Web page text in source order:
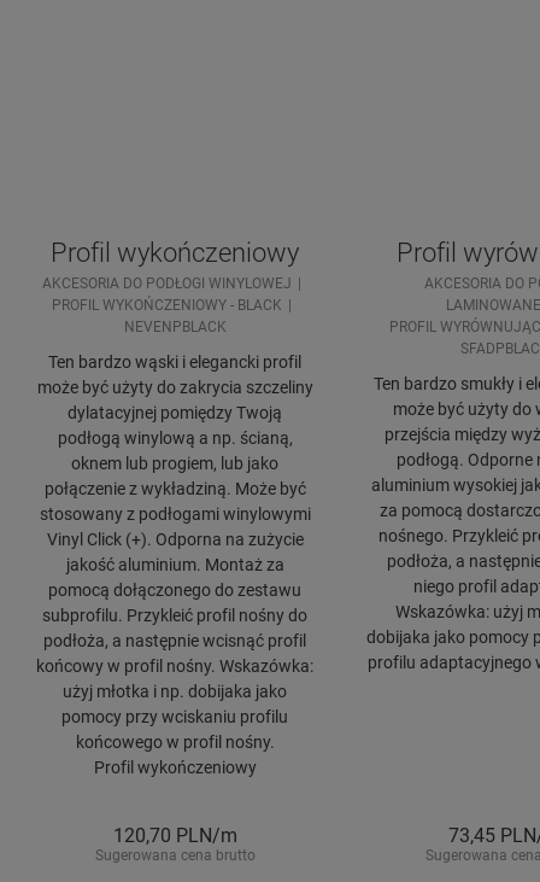
Profil wykończeniowy
AKCESORIA DO PODŁOGI WINYLOWEJ
PROFIL WYKOŃCZENIOWY - BLACK
NEVENPBLACK
Ten bardzo wąski i elegancki profil
może być użyty do zakrycia szczeliny
dylatacyjnej pomiędzy Twoją
podłogą winylową a np. ścianą,
oknem lub progiem, lub jako
połączenie z wykładziną. Może być
stosowany z podłogami winylowymi
Vinyl Click (+). Odporna na zużycie
jakość aluminium. Montaż za
pomocą dołączonego do zestawu
subprofilu. Przykleić profil nośny do
podłoża, a następnie wcisnąć profil
końcowy w profil nośny. Wskazówka:
użyj młotka i np. dobijaka jako
pomocy przy wciskaniu profilu
końcowego w profil nośny.
Profil wykończeniowy
120,70 PLN/m
Sugerowana cena brutto
Profil
AKCESORIA DO
PROFIL
Ten bardzo smukły i
może być użyty do
przejścia między
podłogą. Odporne
aluminium wysokiej
za pomocą
nośnego. Przykleić
podłoża, a
niego profil
Wskazówka: użyj
dobijaka jako pomocy
profilu adaptacyjnego
73,45
Sugerowana